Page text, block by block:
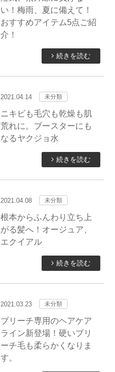
い！梅雨、夏に備えて！
おすすめアイテム5点ご紹
介！
続きを読む
2021.04.14 未分類
ニキビも毛穴も乾燥も肌
荒れに。ブースターにも
なるヤクジョ水
続きを読む
2021.04.08 未分類
根本からふんわり立ち上
がる髪へ！オージュア、
エクイアル
続きを読む
2021.03.23 未分類
ブリーチ専用のヘアケア
ライン新登場！硬いブリ
ーチ毛も柔らかくなりま
す。